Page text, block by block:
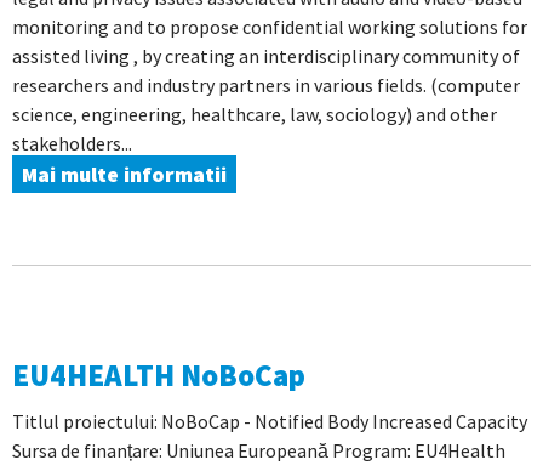
monitoring and to propose confidential working solutions for
assisted living , by creating an interdisciplinary community of
researchers and industry partners in various fields. (computer
science, engineering, healthcare, law, sociology) and other
stakeholders...
Mai multe informatii
EU4HEALTH NoBoCap
Titlul proiectului: NoBoCap - Notified Body Increased Capacity
Sursa de finanțare: Uniunea Europeană Program: EU4Health